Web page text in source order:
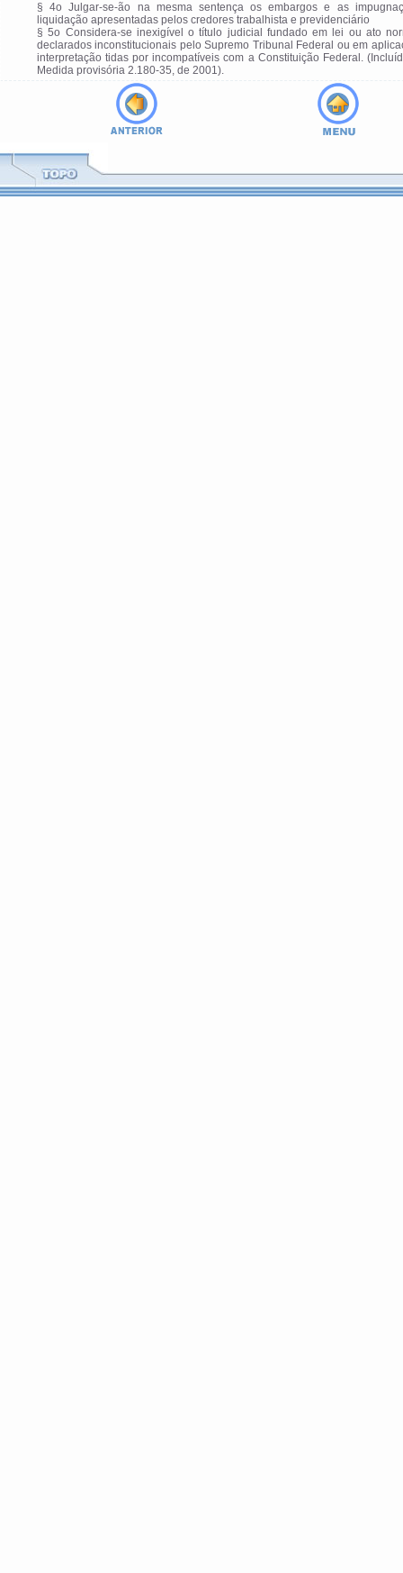
§ 4o Julgar-se-ão na mesma sentença os embargos e as
liquidação apresentadas pelos credores trabalhista e previdenciário
§ 5o Considera-se inexigível o título judicial fundado em lei ou ato
declarados inconstitucionais pelo Supremo Tribunal Federal ou em
interpretação tidas por incompatíveis com a Constituição Federal.
Medida provisória 2.180-35, de 2001).